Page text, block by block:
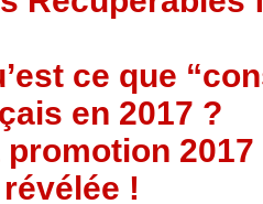
ce que
en 2017 ?
promotion
!